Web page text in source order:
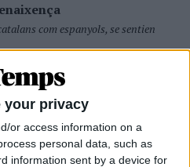
your privacy
or access information on a
personal data, such as
information sent by a device for
com espanyols, se sentien
s'oblida de la castellanització del